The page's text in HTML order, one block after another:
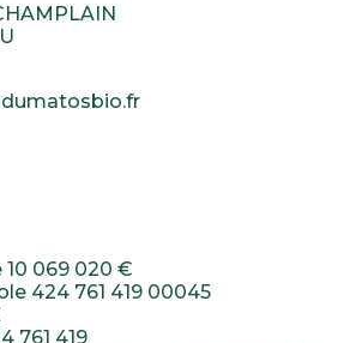
10 069 020 €
424 761 419 00045
761 419